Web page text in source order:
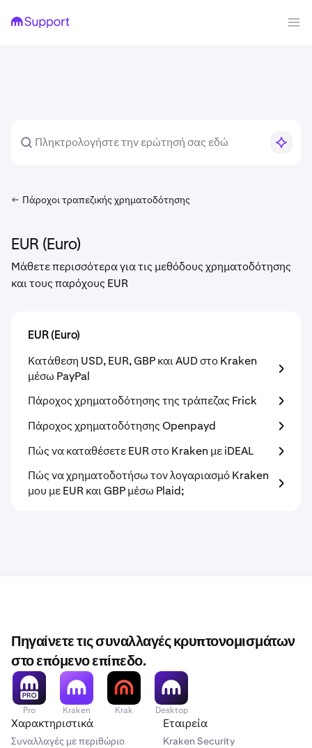
Πάροχοι τραπεζικής χρηματοδότησης
EUR (Euro)
Μάθετε περισσότερα για τις μεθόδους χρηματοδότησης
και τους παρόχους EUR
EUR (Euro)
Κατάθεση USD, EUR, GBP και AUD στο Kraken
μέσω PayPal
Πάροχος χρηματοδότησης της τράπεζας Frick
Πάροχος χρηματοδότησης Openpayd
Πώς να καταθέσετε EUR στο Kraken με iDEAL
Πώς να χρηματοδοτήσω τον λογαριασμό Kraken
μου με EUR και GBP μέσω Plaid;
Πηγαίνετε τις συναλλαγές κρυπτονομισμάτων
στο επόμενο επίπεδο.
Pro Kraken Krak Desktop
Χαρακτηριστικά
Συναλλαγές με περιθώριο
Εταιρεία
Kraken Security